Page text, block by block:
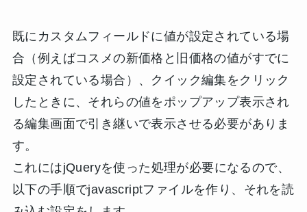
既にカスタムフィールドに値が設定されている場
合（例えばコスメの新価格と旧価格の値がすでに
設定されている場合）、クイック編集をクリック
したときに、それらの値をポップアップ表示され
る編集画面で引き継いで表示させる必要がありま
す。
これにはjQueryを使った処理が必要になるので、
以下の手順でjavascriptファイルを作り、それを読